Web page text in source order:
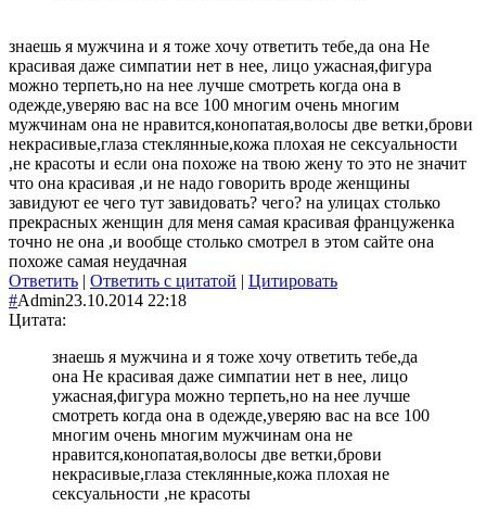
знаешь я мужчина и я тоже хочу ответить тебе,да она Не
красивая даже симпатии нет в нее, лицо ужасная,фигура
можно терпеть,но на нее лучше смотреть когда она в
одежде,уверяю вас на все 100 многим очень многим
мужчинам она не нравится,конопатая,волосы две ветки,брови
некрасивые,глаза стеклянные,кожа плохая не сексуальности
,не красоты и если она похоже на твою жену то это не значит
что она красивая ,и не надо говорить вроде женщины
завидуют ее чего тут завидовать? чего? на улицах столько
прекрасных женщин для меня самая красивая француженка
точно не она ,и вообще столько смотрел в этом сайте она
похоже самая неудачная
Ответить | Ответить с цитатой | Цитировать
#Admin23.10.2014 22:18
Цитата:
знаешь я мужчина и я тоже хочу ответить тебе,да
она Не красивая даже симпатии нет в нее, лицо
ужасная,фигура можно терпеть,но на нее лучше
смотреть когда она в одежде,уверяю вас на все 100
многим очень многим мужчинам она не
нравится,конопатая,волосы две ветки,брови
некрасивые,глаза стеклянные,кожа плохая не
сексуальности ,не красоты